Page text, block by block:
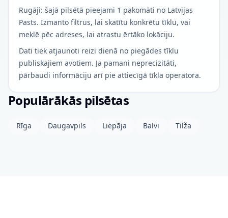
Rugāji: šajā pilsētā pieejami 1 pakomāti no Latvijas
Pasts. Izmanto filtrus, lai skatītu konkrētu tīklu, vai
meklē pēc adreses, lai atrastu ērtāko lokāciju.
Dati tiek atjaunoti reizi dienā no piegādes tīklu
publiskajiem avotiem. Ja pamani neprecizitāti,
pārbaudi informāciju arī pie attiecīgā tīkla operatora.
Populārākās pilsētas
Rīga Daugavpils Liepāja Balvi Tilža